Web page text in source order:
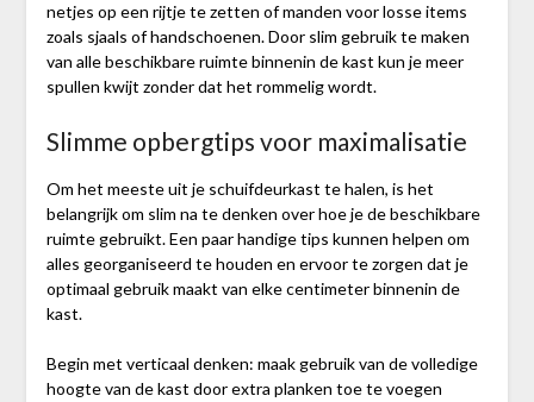
netjes op een rijtje te zetten of manden voor losse items
zoals sjaals of handschoenen. Door slim gebruik te maken
van alle beschikbare ruimte binnenin de kast kun je meer
spullen kwijt zonder dat het rommelig wordt.
Slimme opbergtips voor maximalisatie
Om het meeste uit je schuifdeurkast te halen, is het
belangrijk om slim na te denken over hoe je de beschikbare
ruimte gebruikt. Een paar handige tips kunnen helpen om
alles georganiseerd te houden en ervoor te zorgen dat je
optimaal gebruik maakt van elke centimeter binnenin de
kast.
Begin met verticaal denken: maak gebruik van de volledige
hoogte van de kast door extra planken toe te voegen